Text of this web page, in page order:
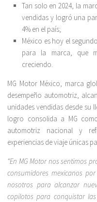
Tan solo en 2024, la
vendidas y logró una
4% en el país;
México es hoy el
para la marca, que
creciendo.
MG Motor México, marca
desempeño automotriz,
unidades vendidas desde su
logro consolida a MG
automotriz nacional y
experiencias de viaje únicas
“En MG Motor nos sentimos
consumidores mexicanos
nosotros para alcanzar
copilotos para conquistar